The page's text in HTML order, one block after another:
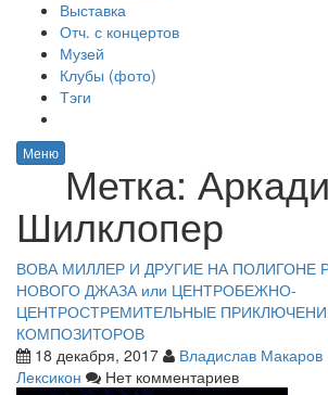
Выставка
Отч. с концертов
Музей
Клубы (фото)
Тэги
Меню
Метка:
Шилклопер
ВОВА МИЛЛЕР И ДРУГИЕ НА ПОЛИГОНЕ
НОВОГО ДЖАЗА или ЦЕНТРОБЕЖНО-
ЦЕНТРОСТРЕМИТЕЛЬНЫЕ
КОМПОЗИТОРОВ
18 декабря, 2017
Владислав Макаров
Лексикон
Нет комментариев